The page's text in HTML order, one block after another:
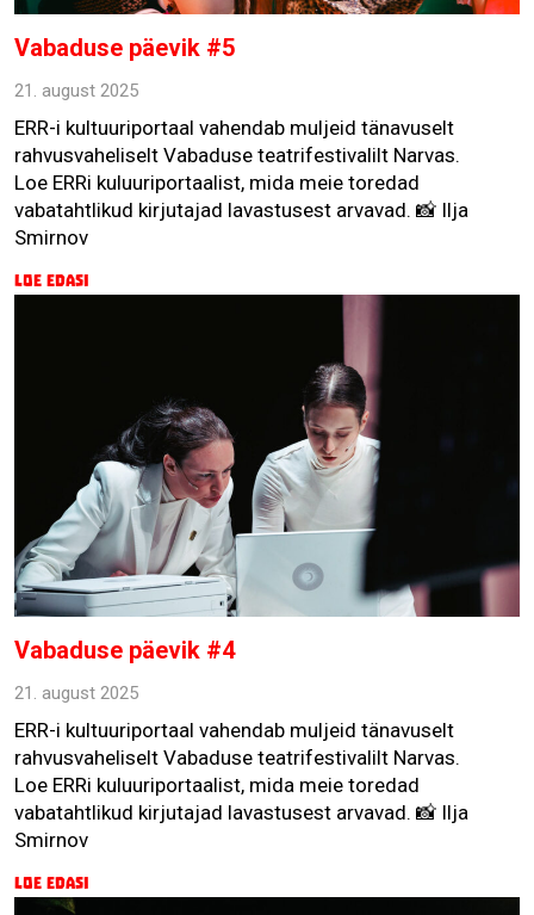
Vabaduse päevik #5
21. august 2025
ERR-i kultuuriportaal vahendab muljeid tänavuselt
rahvusvaheliselt Vabaduse teatrifestivalilt Narvas.
Loe ERRi kuluuriportaalist, mida meie toredad
vabatahtlikud kirjutajad lavastusest arvavad. 📸 Ilja
Smirnov
Loe edasi
Vabaduse päevik #4
21. august 2025
ERR-i kultuuriportaal vahendab muljeid tänavuselt
rahvusvaheliselt Vabaduse teatrifestivalilt Narvas.
Loe ERRi kuluuriportaalist, mida meie toredad
vabatahtlikud kirjutajad lavastusest arvavad. 📸 Ilja
Smirnov
Loe edasi